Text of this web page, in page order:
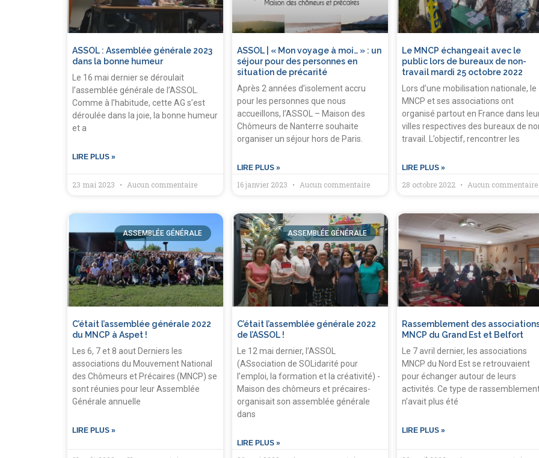
ASSOL : Assemblée générale 2023
dans la bonne humeur
Le 16 mai dernier se déroulait
l’assemblée générale de l’ASSOL.
Comme à l’habitude, cette AG s’est
déroulée dans la joie, la bonne humeur
et a
LIRE PLUS »
23 mai 2023 Aucun commentaire
ASSOL | « Mon voyage à moi… » : un
séjour pour des personnes en
situation de précarité
Après 2 années d’isolement accru
pour les personnes que nous
accueillons, l’ASSOL – Maison des
Chômeurs de Nanterre souhaite
organiser un séjour hors de Paris.
LIRE PLUS »
16 janvier 2023 Aucun commentaire
Le MNCP échangeait avec le
public lors de bureaux de non-
travail mardi 25 octobre 2022
Lors d’une mobilisation nationale, le
MNCP et ses associations ont
organisé partout en France dans
villes respectives des bureaux de
travail. L’objectif, rencontrer les
LIRE PLUS »
28 octobre 2022 Aucun commentaire
ASSEMBLÉE GÉNÉRALE
C’était l’assemblée générale 2022
du MNCP à Aspet !
Les 6, 7 et 8 aout Derniers les
associations du Mouvement National
des Chômeurs et Précaires (MNCP) se
sont réunies pour leur Assemblée
Générale annuelle
LIRE PLUS »
ASSEMBLÉE GÉNÉRALE
C’était l’assemblée générale 2022
de l’ASSOL !
Le 12 mai dernier, l’ASSOL
(ASsociation de SOLidarité pour
l’emploi, la formation et la créativité) -
Maison des chômeurs et précaires-
organisait son assemblée générale
dans
LIRE PLUS »
Rassemblement des
MNCP du Grand Est et Belfort
Le 7 avril dernier, les associations
MNCP du Nord Est se retrouvaient
pour échanger autour de leurs
activités. Ce type de
n’avait plus été
LIRE PLUS »